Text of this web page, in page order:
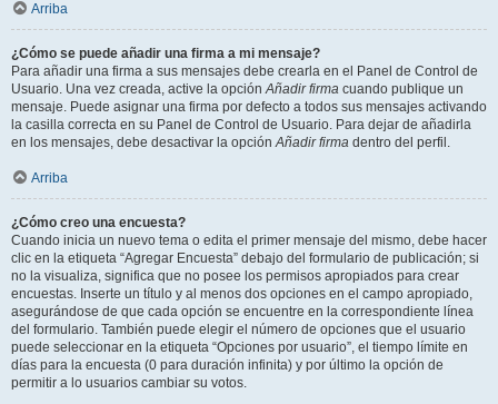
Arriba
¿Cómo se puede añadir una firma a mi mensaje?
Para añadir una firma a sus mensajes debe crearla en el Panel de Control de
Usuario. Una vez creada, active la opciónAñadir firma cuando publique un
mensaje. Puede asignar una firma por defecto a todos sus mensajes activando
la casilla correcta en su Panel de Control de Usuario. Para dejar de añadirla
en los mensajes, debe desactivar la opciónAñadir firma dentro del perfil.
Arriba
¿Cómo creo una encuesta?
Cuando inicia un nuevo tema o edita el primer mensaje del mismo, debe hacer
clic en la etiqueta “Agregar Encuesta” debajo del formulario de publicación; si
no la visualiza, significa que no posee los permisos apropiados para crear
encuestas. Inserte un título y al menos dos opciones en el campo apropiado,
asegurándose de que cada opción se encuentre en la correspondiente línea
del formulario. También puede elegir el número de opciones que el usuario
puede seleccionar en la etiqueta “Opciones por usuario”, el tiempo límite en
días para la encuesta (0 para duración infinita) y por último la opción de
permitir a lo usuarios cambiar su votos.